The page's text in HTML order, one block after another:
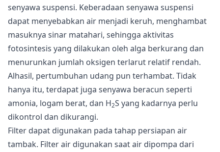
senyawa suspensi. Keberadaan senyawa suspensi
dapat menyebabkan air menjadi keruh, menghambat
masuknya sinar matahari, sehingga aktivitas
fotosintesis yang dilakukan oleh alga berkurang dan
menurunkan jumlah oksigen terlarut relatif rendah.
Alhasil, pertumbuhan udang pun terhambat. Tidak
hanya itu, terdapat juga senyawa beracun seperti
amonia, logam berat, dan H2S yang kadarnya perlu
dikontrol dan dikurangi.
Filter dapat digunakan pada tahap persiapan air
tambak. Filter air digunakan saat air dipompa dari